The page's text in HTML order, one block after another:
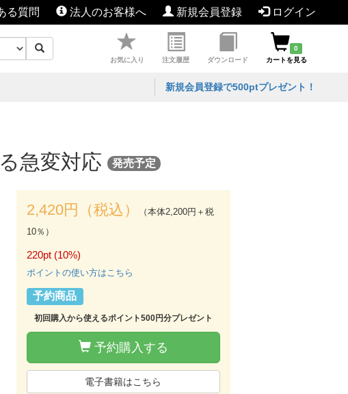
る質問 法人のお客様へ 新規会員登録 ログイン
お気に入り 注文履歴 ダウンロード
0
カートを見る
新規会員登録で500ptプレゼント！
急変対応 発売予定
2,420円（税込）
（本体2,200円＋税
10％）
220pt (10%)
ポイントの使い方はこちら
予約商品
初回購入から使えるポイント500円分プレゼント
予約購入する
電子書籍はこちら